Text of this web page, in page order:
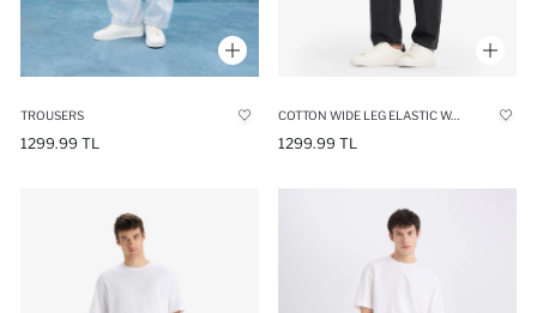
TROUSERS
1299.99 TL
COTTON WIDE LEG ELASTIC WAIST JEANS
1299.99 TL